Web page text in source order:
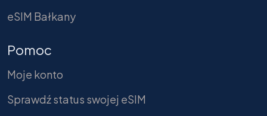
eSIM Bałkany
Pomoc
Moje konto
Sprawdź status swojej eSIM